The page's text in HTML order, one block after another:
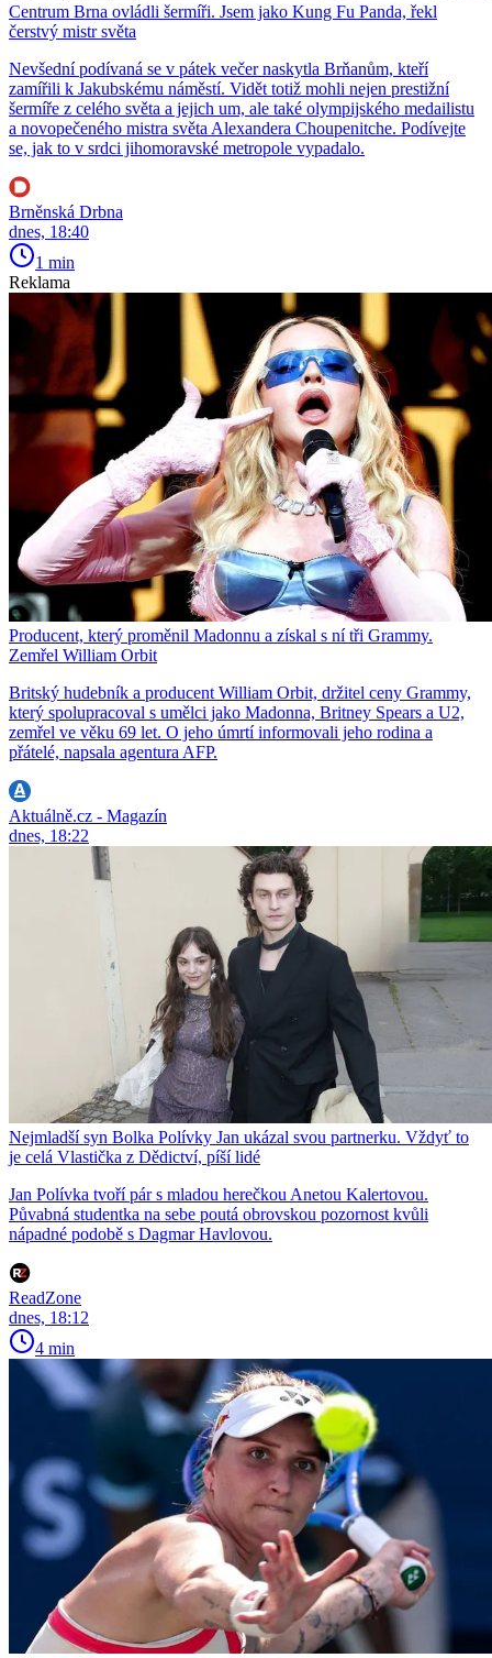
Centrum Brna ovládli šermíři. Jsem jako Kung Fu Panda, řekl
čerstvý mistr světa
Nevšední podívaná se v pátek večer naskytla Brňanům, kteří
zamířili k Jakubskému náměstí. Vidět totiž mohli nejen prestižní
šermíře z celého světa a jejich um, ale také olympijského medailistu
a novopečeného mistra světa Alexandera Choupenitche. Podívejte
se, jak to v srdci jihomoravské metropole vypadalo.
Brněnská Drbna
dnes, 18:40
1 min
Reklama
Producent, který proměnil Madonnu a získal s ní tři Grammy.
Zemřel William Orbit
Britský hudebník a producent William Orbit, držitel ceny Grammy,
který spolupracoval s umělci jako Madonna, Britney Spears a U2,
zemřel ve věku 69 let. O jeho úmrtí informovali jeho rodina a
přátelé, napsala agentura AFP.
Aktuálně.cz - Magazín
dnes, 18:22
Nejmladší syn Bolka Polívky Jan ukázal svou partnerku. Vždyť to
je celá Vlastička z Dědictví, píší lidé
Jan Polívka tvoří pár s mladou herečkou Anetou Kalertovou.
Půvabná studentka na sebe poutá obrovskou pozornost kvůli
nápadné podobě s Dagmar Havlovou.
ReadZone
dnes, 18:12
4 min